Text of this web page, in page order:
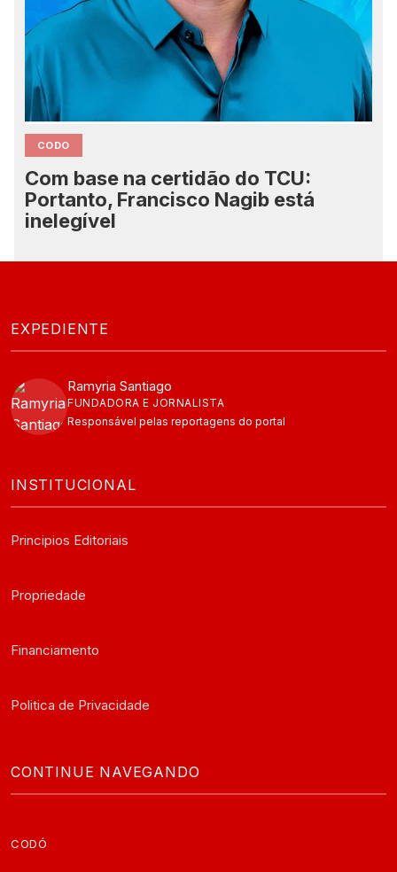
CODO
Com base na certidão do TCU:
Portanto, Francisco Nagib está
inelegível
EXPEDIENTE
Ramyria Santiago
FUNDADORA E JORNALISTA
Responsável pelas reportagens do portal
INSTITUCIONAL
Principios Editoriais
Propriedade
Financiamento
Politica de Privacidade
CONTINUE NAVEGANDO
CODÓ